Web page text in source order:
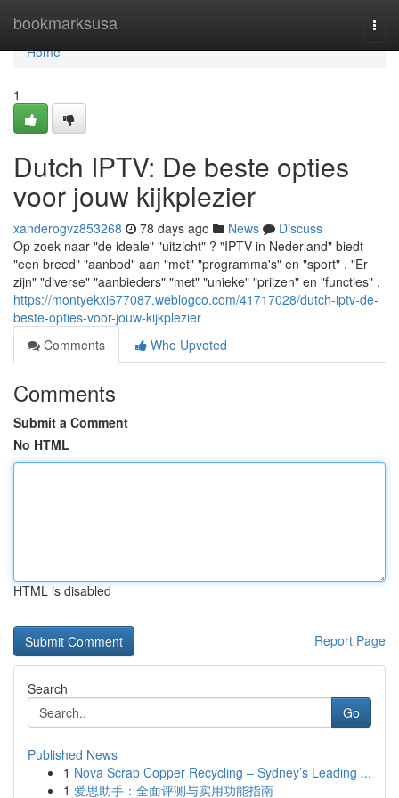
bookmarksusa
Home
Home
1
Dutch IPTV: De beste opties
voor jouw kijkplezier
xanderogvz853268 78 days ago News
Discuss
Op zoek naar "de ideale" "uitzicht" ? "IPTV in Nederland" biedt
"een breed" "aanbod" aan "met" "programma's" en "sport" . "Er
zijn" "diverse" "aanbieders" "met" "unieke" "prijzen" en "functies" .
https://montyekxi677087.weblogco.com/41717028/dutch-iptv-de-
beste-opties-voor-jouw-kijkplezier
Comments
Who Upvoted
Comments
Submit a Comment
No HTML
HTML is disabled
Report Page
Search
Go
Published News
1 Nova Scrap Copper Recycling – Sydney’s Leading ...
1 爱思助手：全面评测与实用功能指南